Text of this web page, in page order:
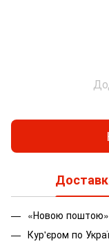
«Новою поштою»
Кур'єром по